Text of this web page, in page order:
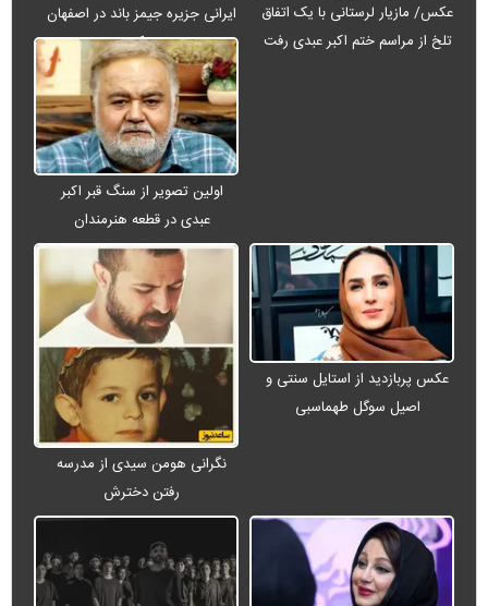
عکس/ مازیار لرستانی با یک اتفاق
تلخ از مراسم ختم اکبر عبدی رفت
ایرانی جزیره جیمز باند در اصفهان
+ عکس
اولین تصویر از سنگ قبر اکبر
عبدی در قطعه هنرمندان
عکس پربازدید از استایل سنتی و
اصیل سوگل طهماسبی
نگرانی هومن سیدی از مدرسه
رفتن دخترش